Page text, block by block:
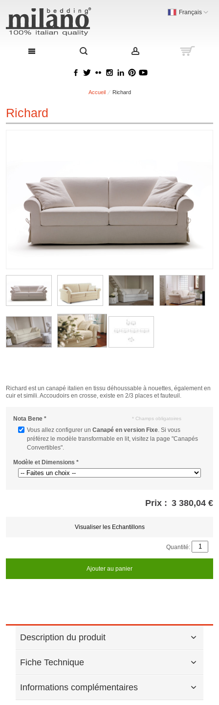
Français
Accueil Richard
Richard
Richard est un canapé italien en tissu déhoussable à nouettes, également en
cuir et simili. Accoudoirs en crosse, existe en 2/3 places et fauteuil.
Nota Bene *
Vous allez configurer un Canapé en version Fixe . Si vous
préférez le modèle transformable en lit, visitez la page "Canapés
Convertibles".
Modèle et Dimensions *
* Champs obligatoires
Prix : 3 380,04 €
Visualiser les Echantillons
Quantité:
Ajouter au panier
Description du produit
Fiche Technique
Informations complémentaires